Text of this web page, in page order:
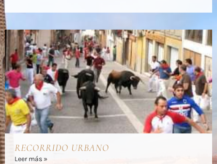
RECORRIDO URBANO
Leer más »